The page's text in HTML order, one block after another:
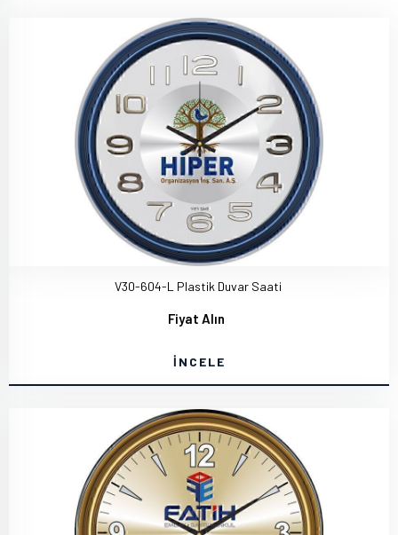
V30-604-L Plastik Duvar Saati
Fiyat Alın
İNCELE